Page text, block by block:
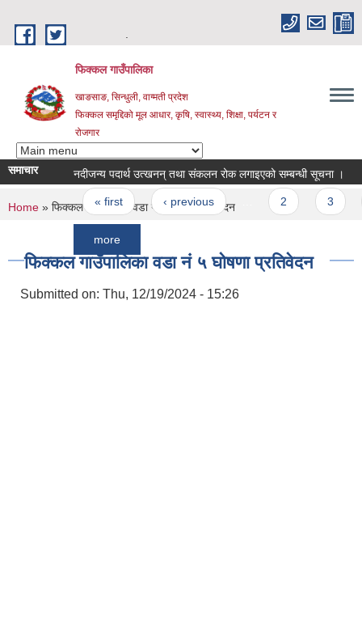
फिक्कल गाउँपालिका
खाङसाङ, सिन्धुली, वाग्मती प्रदेश
फिक्कल समृद्दिको मूल आधार, कृषि, स्वास्थ्य, शिक्षा, पर्यटन र
रोजगार
समाचार नदीजन्य पदार्थ उत्खनन् तथा संकलन रोक लगाइएको सम्बन्धी सूचना ।
Pages
« first ‹ previous …
You are here
Home » फिक्कल गाउँपालिका वडा नं ५ घोषणा प्रतिवेदन
फिक्कल गाउँपालिका वडा नं ५ घोषणा प्रतिवेदन
Submitted on: Thu, 12/19/2024 - 15:26